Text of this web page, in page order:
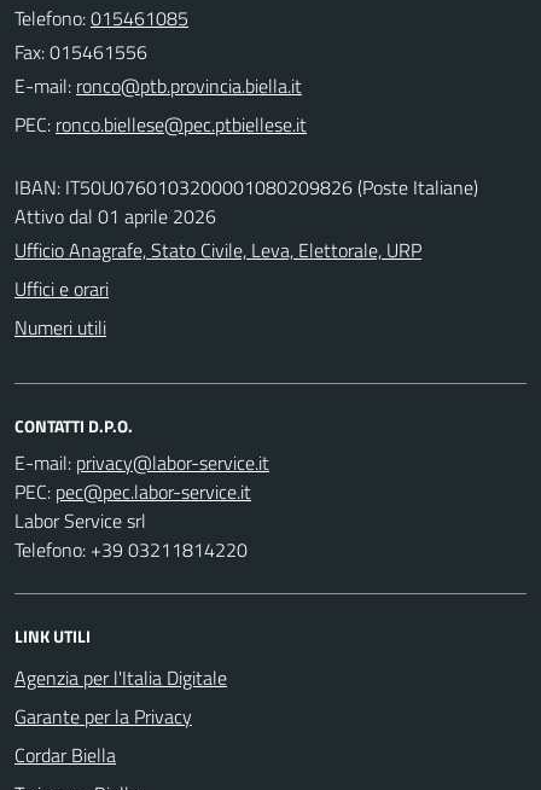
Telefono:015461085
Fax: 015461556
E-mail:
PEC:
IBAN: IT50U0760103200001080209826 (Poste Italiane)
Attivo dal 01 aprile 2026
Ufficio Anagrafe, Stato Civile, Leva, Elettorale, URP
Uffici e orari
Numeri utili
CONTATTI D.P.O.
E-mail:
PEC:
Labor Service srl
Telefono: +39 03211814220
LINK UTILI
Agenzia per l'Italia Digitale
Garante per la Privacy
Cordar Biella